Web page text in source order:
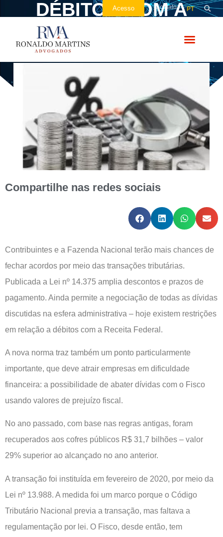
Acesso Contato PT
DÉBITOS COM A
FAZENDA NACIONAL
Compartilhe nas redes sociais
Contribuintes e a Fazenda Nacional terão mais chances de
fechar acordos por meio das transações tributárias.
Publicada a Lei nº 14.375 amplia descontos e prazos de
pagamento. Ainda permite a negociação de todas as dívidas
discutidas na esfera administrativa – hoje existem restrições
em relação a débitos com a Receita Federal.
A nova norma traz também um ponto particularmente
importante, que deve atrair empresas em dificuldade
financeira: a possibilidade de abater dívidas com o Fisco
usando valores de prejuízo fiscal.
No ano passado, com base nas regras antigas, foram
recuperados aos cofres públicos R$ 31,7 bilhões – valor
29% superior ao alcançado no ano anterior.
A transação foi instituída em fevereiro de 2020, por meio da
Lei nº 13.988. A medida foi um marco porque o Código
Tributário Nacional previa a transação, mas faltava a
regulamentação por lei. O Fisco, desde então, tem